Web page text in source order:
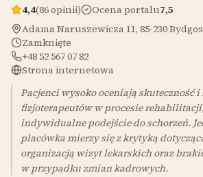
4,4(86 opinii) Ocena portalu7,5
Adama Naruszewicza 11, 85-230
Zamknięte
+48 52 567 07 82
Strona internetowa
Pacjenci wysoko oceniają skuteczność
fizjoterapeutów w procesie
indywidualne podejście do schorzeń.
placówka mierzy się z krytyką
organizacją wizyt lekarskich oraz
w przypadku zmian kadrowych.